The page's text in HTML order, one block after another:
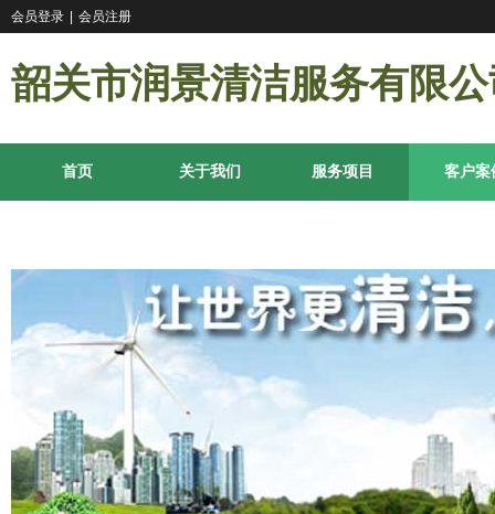
韶关市润景清洁服务有限
会员登录 会员注册
首页 关于我们 服务项目 客户案